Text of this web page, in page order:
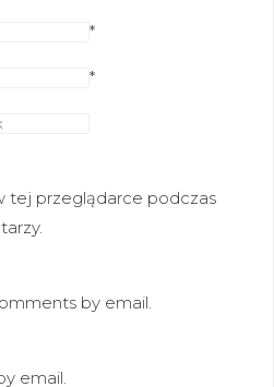
*
*
tej przeglądarce podczas
by email.
email.